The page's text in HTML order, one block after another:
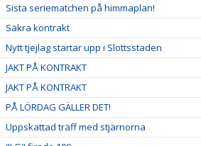
Sista seriematchen på himmaplan!
Säkra kontrakt
Nytt tjejlag startar upp i Slottsstaden
JAKT PÅ KONTRAKT
JAKT PÅ KONTRAKT
PÅ LÖRDAG GÄLLER DET!
Uppskattad träff med stjärnorna